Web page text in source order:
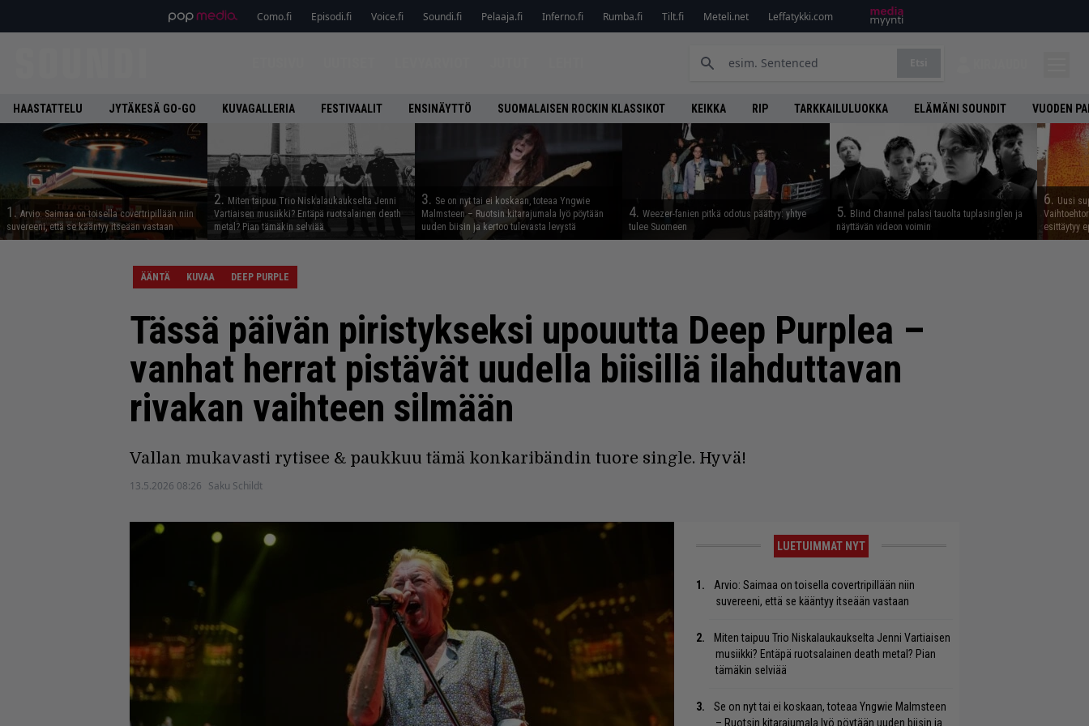
Como.fi Episodi.fi Voice.fi Soundi.fi Pelaaja.fi Inferno.fi Rumba.fi Tilt.fi Meteli.net Leffatykki.com
HAASTATTELU JYTÄKESÄ GO-GO KUVAGALLERIA FESTIVAALIT ENSINÄYTTÖ SUOMALAISEN ROCKIN KLASSIKOT KEIKKA RIP TARKKAILULUOKKA ELÄMÄNI SOUNDIT VUODEN
1. Arvio: Saimaa on toisella covertripillään niin
suvereeni, että se kääntyy itseään vastaan
2. Miten taipuu Trio Niskalaukaukselta Jenni
Vartiaisen musiikki? Entäpä ruotsalainen death
metal? Pian tämäkin selviää
3. Se on nyt tai ei koskaan, toteaa Yngwie
Malmsteen – Ruotsin kitarajumala lyö pöytään
uuden biisin ja kertoo tulevasta levystä
4. Weezer-fanien pitkä odotus päättyy: yhtye
tulee Suomeen
5. Blind Channel palasi tauolta tuplasinglen ja
näyttävän videon voimin
6. Uusi
esittäytyy
ÄÄNTÄ KUVAA DEEP PURPLE
Tässä päivän piristykseksi upouutta Deep Purplea –
vanhat herrat pistävät uudella biisillä ilahduttavan
rivakan vaihteen silmään
Vallan mukavasti rytisee & paukkuu tämä konkaribändin tuore single. Hyvä!
13.5.2026 08:26 Saku Schildt
LUETUIMMAT NYT
Arvio: Saimaa on toisella covertripillään niin
suvereeni, että se kääntyy itseään vastaan
Miten taipuu Trio Niskalaukaukselta Jenni Vartiaisen
musiikki? Entäpä ruotsalainen death metal? Pian
tämäkin selviää
Se on nyt tai ei koskaan, toteaa Yngwie Malmsteen
– Ruotsin kitarajumala lyö pöytään uuden biisin ja